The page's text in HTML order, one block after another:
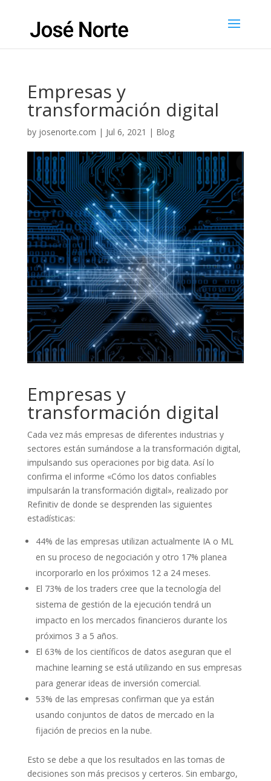
Empresas y
transformación digital
by josenorte.com | Jul 6, 2021 | Blog
Empresas y
transformación digital
Cada vez más empresas de diferentes industrias y
sectores están sumándose a la transformación digital,
impulsando sus operaciones por big data. Así lo
confirma el informe «Cómo los datos confiables
impulsarán la transformación digital», realizado por
Refinitiv de donde se desprenden las siguientes
estadísticas:
44% de las empresas utilizan actualmente IA o ML
en su proceso de negociación y otro 17% planea
incorporarlo en los próximos 12 a 24 meses.
El 73% de los traders cree que la tecnología del
sistema de gestión de la ejecución tendrá un
impacto en los mercados financieros durante los
próximos 3 a 5 años.
El 63% de los científicos de datos aseguran que el
machine learning se está utilizando en sus empresas
para generar ideas de inversión comercial.
53% de las empresas confirman que ya están
usando conjuntos de datos de mercado en la
fijación de precios en la nube.
Esto se debe a que los resultados en las tomas de
decisiones son más precisos y certeros. Sin embargo,